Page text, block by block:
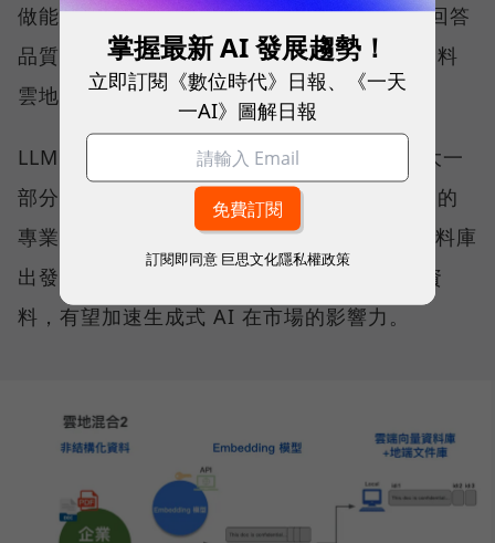
做能讓企業在將企業知識給 LLM 參考，增強回答
品質，並兼顧實際文件不落地的限制，實現資料
雲地混合架構。
LLM 一直以來最難被投市場應用的原因，很大一
部分來自於需要專業的開發人員，針對該產業的
專業知識協助訓練。cacaFly 從企業既有的資料庫
出發，搭配 RAG 精準的投入 LLM 所需要的資
料，有望加速生成式 AI 在市場的影響力。
掌握最新 AI 發展趨勢！
立即訂閱《數位時代》日報、《一天
一AI》圖解日報
訂閱即同意 巨思文化隱私權政策